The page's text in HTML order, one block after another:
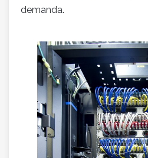
demanda.